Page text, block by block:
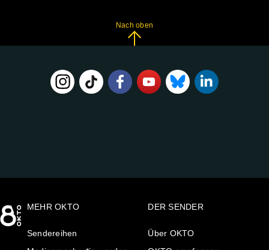
Nach oben
MEHR OKTO
Sendereihen
DER SENDER
Über OKTO